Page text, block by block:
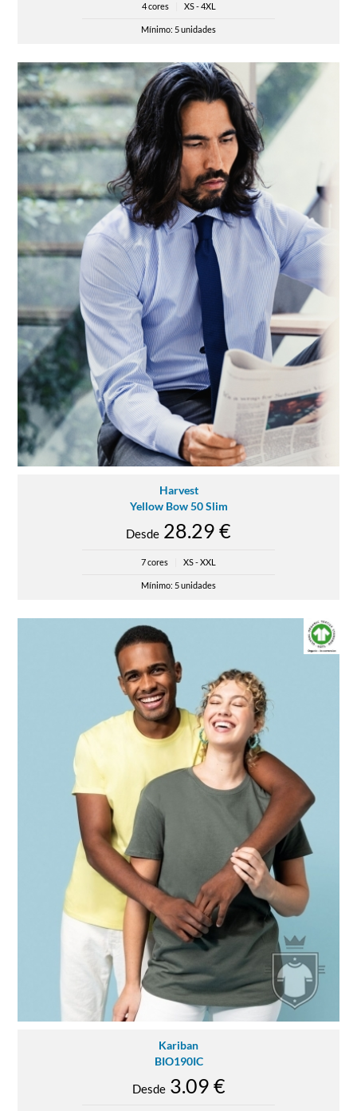
4 cores XS - 4XL
Mínimo: 5 unidades
Harvest
Yellow Bow 50 Slim
Desde 28.29 €
7 cores XS - XXL
Mínimo: 5 unidades
Kariban
BIO190IC
Desde3.09 €